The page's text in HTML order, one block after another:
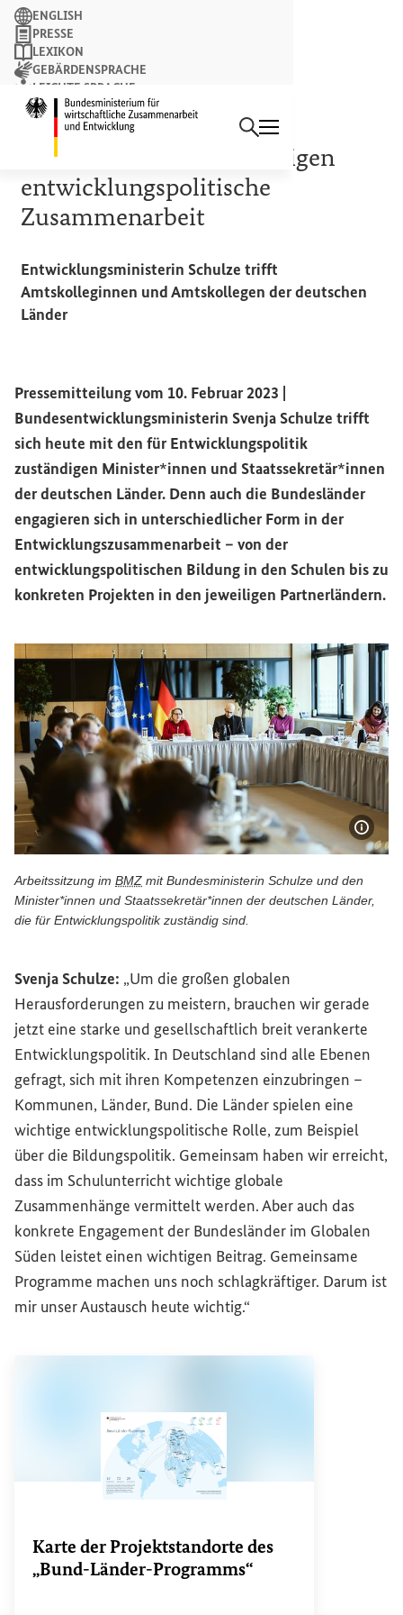
Suchbegriff
Suchen
ENGLISH
PRESSE
LEXIKON
GEBÄRDENSPRACHE
LEICHTE SPRACHE
NEWSLETTER
ENGAGEMENT
Bund und Länder bekräftigen
entwicklungspolitische
Zusammenarbeit
Entwicklungsministerin Schulze trifft
Amtskolleginnen und Amtskollegen der deutschen
Länder
Pressemitteilung vom 10. Februar 2023 |
Bundesentwicklungsministerin Svenja Schulze trifft
sich heute mit den für Entwicklungspolitik
zuständigen Minister*innen und Staatssekretär*innen
der deutschen Länder. Denn auch die Bundesländer
engagieren sich in unterschiedlicher Form in der
Entwicklungszusammenarbeit – von der
entwicklungspolitischen Bildung in den Schulen bis zu
konkreten Projekten in den jeweiligen Partnerländern.
Arbeitssitzung im BMZ mit Bundesministerin Schulze und den
Minister*innen und Staatssekretär*innen der deutschen Länder,
die für Entwicklungspolitik zuständig sind.
Svenja Schulze: „Um die großen globalen
Herausforderungen zu meistern, brauchen wir gerade
jetzt eine starke und gesellschaftlich breit verankerte
Entwicklungspolitik. In Deutschland sind alle Ebenen
gefragt, sich mit ihren Kompetenzen einzubringen –
Kommunen, Länder, Bund. Die Länder spielen eine
wichtige entwicklungspolitische Rolle, zum Beispiel
über die Bildungspolitik. Gemeinsam haben wir erreicht,
dass im Schulunterricht wichtige globale
Zusammenhänge vermittelt werden. Aber auch das
konkrete Engagement der Bundesländer im Globalen
Süden leistet einen wichtigen Beitrag. Gemeinsame
Programme machen uns noch schlagkräftiger. Darum ist
mir unser Austausch heute wichtig.“
Karte der Projektstandorte des
„Bund-Länder-Programms“